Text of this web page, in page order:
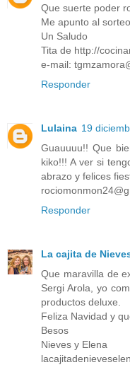
Que suerte poder
Me apunto al sorteo.
Un Saludo
Tita de http://
e-mail:
Responder
Lulaina 19
Guauuuu!! Que
kiko!!! A ver si
abrazo y felices
Responder
La cajita de
Que maravilla de
Sergi Arola, yo
productos deluxe.
Feliza Navidad y
Besos
Nieves y Elena